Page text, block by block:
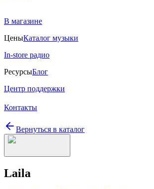
В магазине
ЦеныКаталог музыки
In-store радио
РесурсыБлог
Центр поддержки
Контакты
Вернуться в каталог
Laila